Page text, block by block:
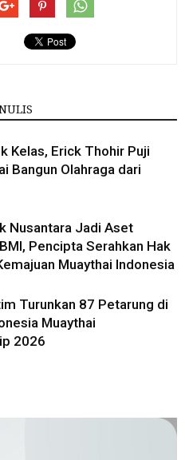
Kelas, Erick Thohir Puji
Bangun Olahraga dari
Nusantara Jadi Aset
Pencipta Serahkan Hak
Muaythai Indonesia
Turunkan 87 Petarung di
Muaythai
2026